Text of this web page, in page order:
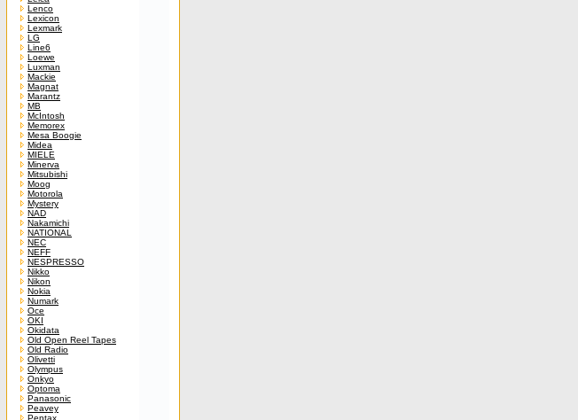
Lenco
Lexicon
Lexmark
LG
Line6
Loewe
Luxman
Mackie
Magnat
Marantz
MB
McIntosh
Memorex
Mesa Boogie
Midea
MIELE
Minerva
Mitsubishi
Moog
Motorola
Mystery
NAD
Nakamichi
NATIONAL
NEC
NEFF
NESPRESSO
Nikko
Nikon
Nokia
Numark
Oce
OKI
Okidata
Old Open Reel Tapes
Old Radio
Olivetti
Olympus
Onkyo
Optoma
Panasonic
Peavey
Pentax